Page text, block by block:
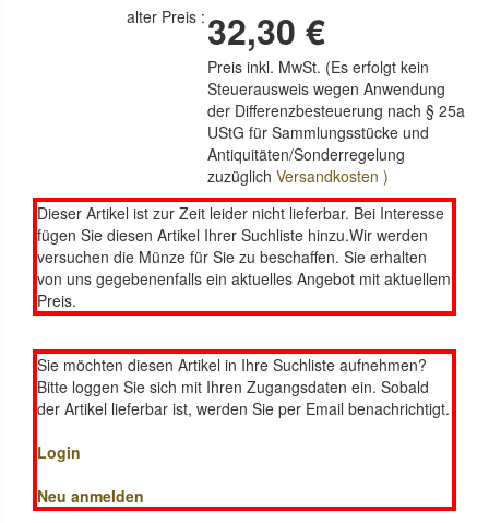
alter Preis : 32,30 €
Preis inkl. MwSt. (Es erfolgt kein
Steuerausweis wegen Anwendung
der Differenzbesteuerung nach § 25a
UStG für Sammlungsstücke und
Antiquitäten/Sonderregelung
zuzüglichVersandkosten )
Dieser Artikel ist zur Zeit leider nicht lieferbar. Bei Interesse
fügen Sie diesen Artikel Ihrer Suchliste hinzu.Wir werden
versuchen die Münze für Sie zu beschaffen. Sie erhalten
von uns gegebenenfalls ein aktuelles Angebot mit aktuellem
Preis.
Sie möchten diesen Artikel in Ihre Suchliste aufnehmen?
Bitte loggen Sie sich mit Ihren Zugangsdaten ein. Sobald
der Artikel lieferbar ist, werden Sie per Email benachrichtigt.
Login
Neu anmelden